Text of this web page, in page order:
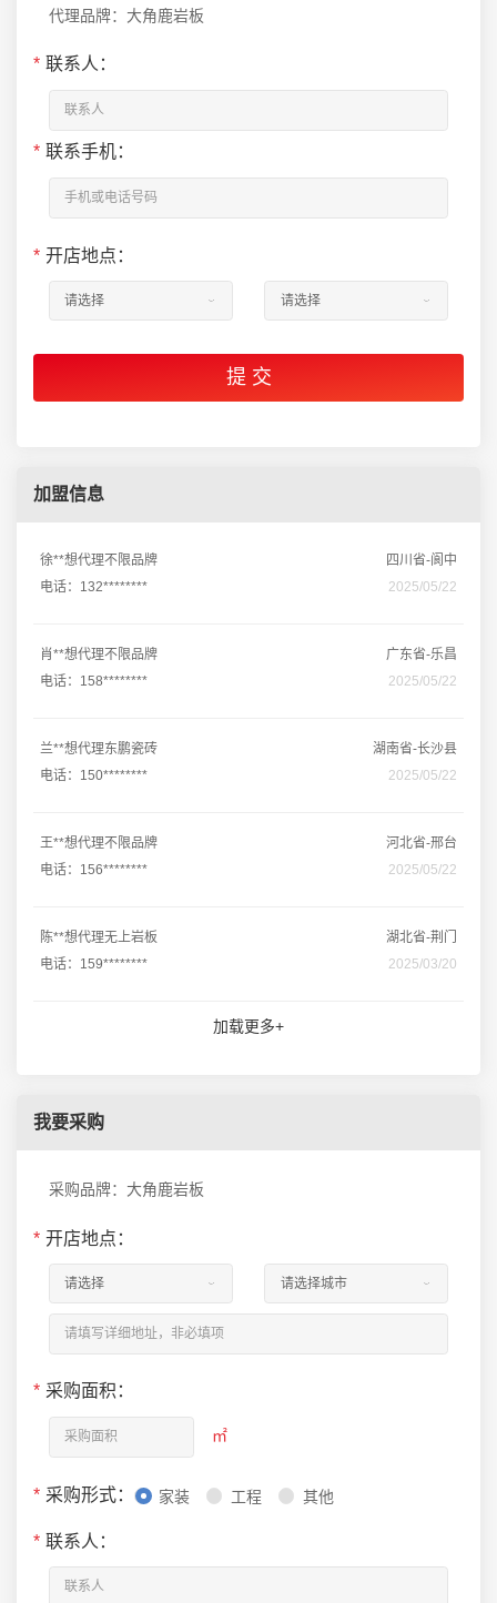
代理品牌：大角鹿岩板
* 联系人：
* 联系手机：
* 开店地点：
加盟信息
徐**想代理不限品牌
四川省-阆中
电话：132********
2025/05/22
肖**想代理不限品牌
广东省-乐昌
电话：158********
2025/05/22
兰**想代理东鹏瓷砖
湖南省-长沙县
电话：150********
2025/05/22
王**想代理不限品牌
河北省-邢台
电话：156********
2025/05/22
陈**想代理无上岩板
湖北省-荆门
电话：159********
2025/03/20
加载更多+
我要采购
采购品牌：大角鹿岩板
* 开店地点：
* 采购面积：
㎡
* 采购形式： 家装 工程 其他
* 联系人：